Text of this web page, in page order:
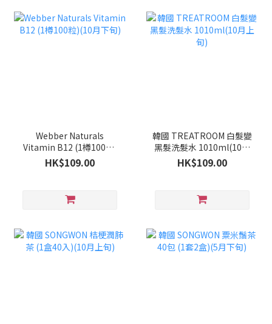
Webber Naturals
Vitamin B12 (1樽100粒)
(10月下旬)
HK$109.00
韓國 TREATROOM 白髮變
黑髮洗髮水 1010ml(10月
上旬)
HK$109.00